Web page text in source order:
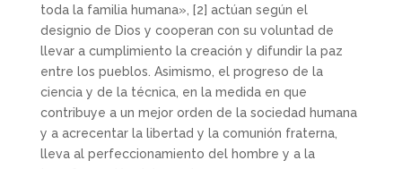
toda la familia humana»,
[2] actúan según el
designio de Dios y cooperan con su voluntad de
llevar a cumplimiento la creación y difundir la paz
entre los pueblos. Asimismo, el progreso de la
ciencia y de la técnica, en la medida en que
contribuye a un mejor orden de la sociedad humana
y a acrecentar la libertad y la comunión fraterna,
lleva al perfeccionamiento del hombre y a la